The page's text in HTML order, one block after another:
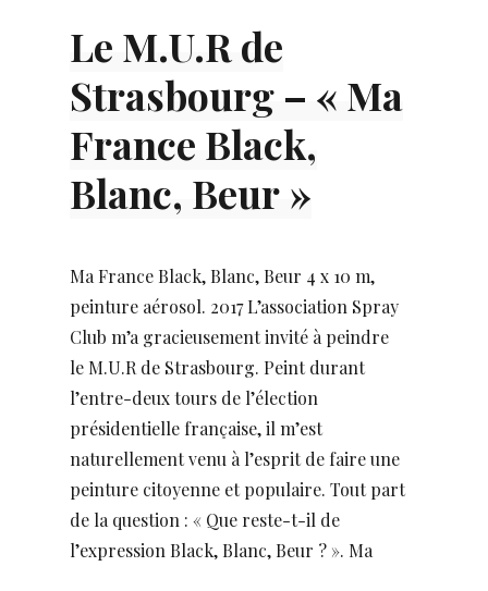
Le M.U.R de
Strasbourg – « Ma
France Black,
Blanc, Beur »
Ma France Black, Blanc, Beur 4 x 10 m,
peinture aérosol. 2017 L’association Spray
Club m’a gracieusement invité à peindre
le M.U.R de Strasbourg. Peint durant
l’entre-deux tours de l’élection
présidentielle française, il m’est
naturellement venu à l’esprit de faire une
peinture citoyenne et populaire. Tout part
de la question : « Que reste-t-il de
l’expression Black, Blanc, Beur ? ». Ma